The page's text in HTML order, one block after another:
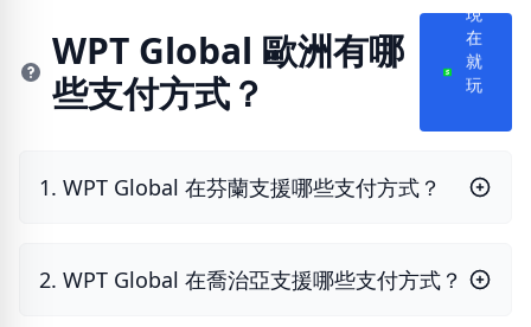
WPT Global 歐洲有哪
些支付方式？
現
在
就
玩
1. WPT Global 在芬蘭支援哪些支付方式？
2. WPT Global 在喬治亞支援哪些支付方式？